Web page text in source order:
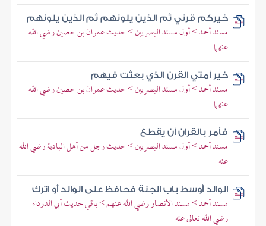
خيركم قرني ثم الذين يلونهم ثم الذين يلونهم
مسند أحمد > أول مسند البصريين > حديث عمران بن حصين رضي الله
عنهما
خير أمتي القرن الذي بعثت فيهم
مسند أحمد > أول مسند البصريين > حديث عمران بن حصين رضي الله
عنهما
فأمر بالقران أن يقطع
مسند أحمد > أول مسند البصريين > حديث رجل من أهل البادية رضي الله
عنه
الوالد أوسط باب الجنة فحافظ على الوالد أو اترك
مسند أحمد > مسند الأنصار رضي الله عنهم > باقي حديث أبي الدرداء
رضي الله تعالى عنه